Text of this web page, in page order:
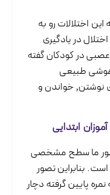
اختلالات رو به
در یادگیری
در کودکان گفته
طبیعی
برخورداره، اما همچنان در مهارت‌های نوشتن٬ خواندن و
ابتدایی
ما سطح مشخصی
بنابراین تصور
نمره پایین گرفته دچار